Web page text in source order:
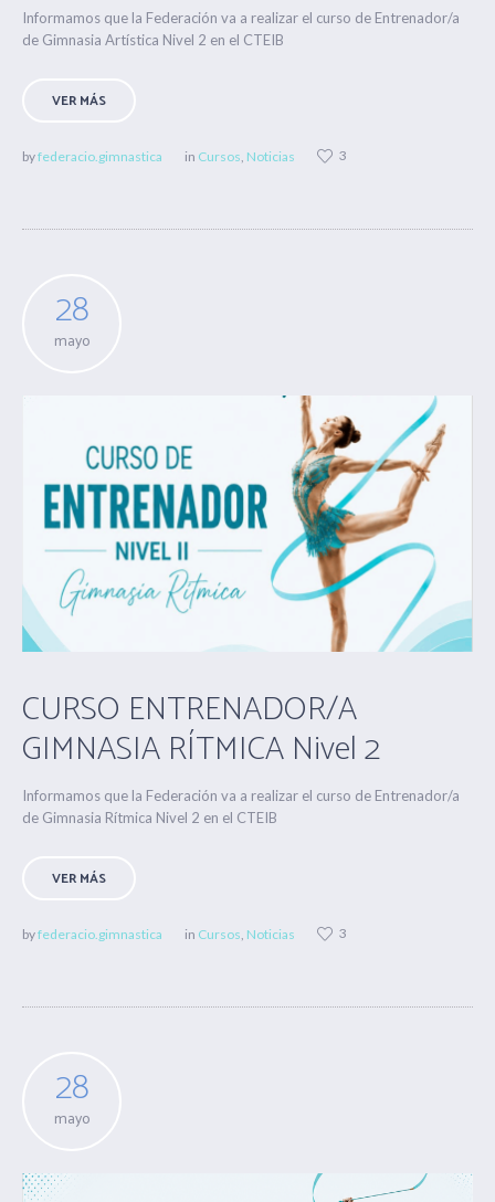
Informamos que la Federación va a realizar el curso de Entrenador/a
de Gimnasia Artística Nivel 2 en el CTEIB
VER MÁS
byfederacio.gimnastica in Cursos Noticias 3
28
mayo
CURSO ENTRENADOR/A
GIMNASIA RÍTMICA Nivel 2
Informamos que la Federación va a realizar el curso de Entrenador/a
de Gimnasia Rítmica Nivel 2 en el CTEIB
VER MÁS
byfederacio.gimnastica in Cursos Noticias 3
28
mayo